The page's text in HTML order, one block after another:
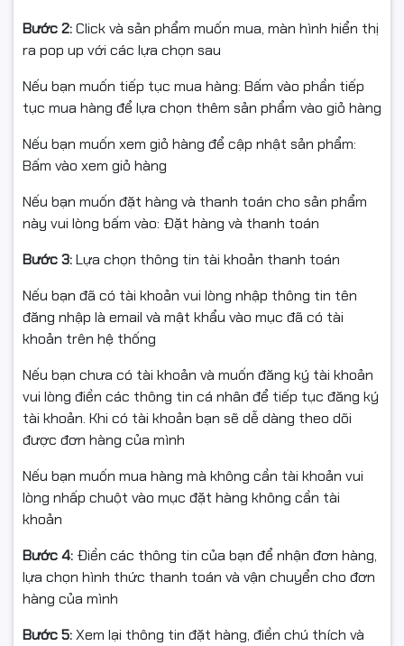
Bước 2:Click và sản phẩm muốn mua, màn hình hiển thị
ra pop up với các lựa chọn sau
Nếu bạn muốn tiếp tục mua hàng: Bấm vào phần tiếp
tục mua hàng để lựa chọn thêm sản phẩm vào giỏ hàng
Nếu bạn muốn xem giỏ hàng để cập nhật sản phẩm:
Bấm vào xem giỏ hàng
Nếu bạn muốn đặt hàng và thanh toán cho sản phẩm
này vui lòng bấm vào: Đặt hàng và thanh toán
Bước 3:Lựa chọn thông tin tài khoản thanh toán
Nếu bạn đã có tài khoản vui lòng nhập thông tin tên
đăng nhập là email và mật khẩu vào mục đã có tài
khoản trên hệ thống
Nếu bạn chưa có tài khoản và muốn đăng ký tài khoản
vui lòng điền các thông tin cá nhân để tiếp tục đăng ký
tài khoản. Khi có tài khoản bạn sẽ dễ dàng theo dõi
được đơn hàng của mình
Nếu bạn muốn mua hàng mà không cần tài khoản vui
lòng nhấp chuột vào mục đặt hàng không cần tài
khoản
Bước 4: Điền các thông tin của bạn để nhận đơn hàng,
lựa chọn hình thức thanh toán và vận chuyển cho đơn
hàng của mình
Bước 5:Xem lại thông tin đặt hàng, điền chú thích và